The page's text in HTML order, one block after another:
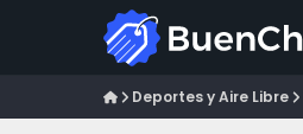
Deportes y Aire Libre